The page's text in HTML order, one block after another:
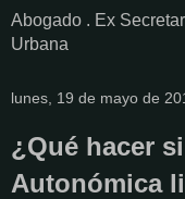
Abogado . Ex
Urbana
lunes, 19 de mayo de
¿Qué hacer
Autonómica